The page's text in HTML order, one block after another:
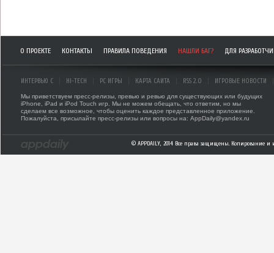
О ПРОЕКТЕ КОНТАКТЫ ПРАВИЛА ПОВЕДЕНИЯ НАШЛИ БАГ? ДЛЯ
ИНТЕРВЬЮ С HI-TECH PC ИГРЫ КАРТА САЙТА RSS 2.0 ИГРОВЫЕ НОВОСТИ
Мы приветствуем пресс-релизы, превью и ревью для существующих или будущих
iPhone, iPad и iPod Touch игр. Мы не можем обещать, что ответим, но мы
сделаем все возможное, чтобы оценить каждое представленное приложение.
Пожалуйста, присылайте пресс-релизы или вопросы на: AppDaily@yandex.ru
© APPDAILY, 2014 Все права защищены. Копирование и